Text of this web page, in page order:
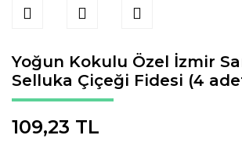
Yoğun Kokulu Özel İzmir
Selluka Çiçeği Fidesi (4
109,23 TL